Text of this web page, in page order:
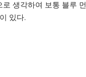
생각하여 보통 블루 먼
있다.